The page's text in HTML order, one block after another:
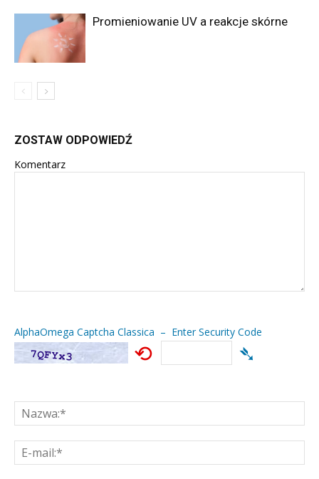
Promieniowanie UV a reakcje skórne
ZOSTAW ODPOWIEDŹ
Komentarz
AlphaOmega Captcha Classica – Enter Security Code
⟲ ➴